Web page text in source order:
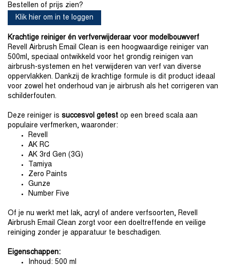
Bestellen of prijs zien?
Klik hier om in te loggen
Krachtige reiniger én verfverwijderaar voor modelbouwverf
Revell Airbrush Email Clean is een hoogwaardige reiniger van
500ml, speciaal ontwikkeld voor het grondig reinigen van
airbrush-systemen en het verwijderen van verf van diverse
oppervlakken. Dankzij de krachtige formule is dit product ideaal
voor zowel het onderhoud van je airbrush als het corrigeren van
schilderfouten.
Deze reiniger is succesvol getest op een breed scala aan
populaire verfmerken, waaronder:
Revell
AK RC
AK 3rd Gen (3G)
Tamiya
Zero Paints
Gunze
Number Five
Of je nu werkt met lak, acryl of andere verfsoorten, Revell
Airbrush Email Clean zorgt voor een doeltreffende en veilige
reiniging zonder je apparatuur te beschadigen.
Eigenschappen:
Inhoud: 500 ml